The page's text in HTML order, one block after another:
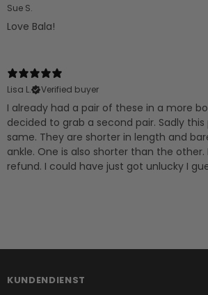
Sue S.
Love Bala!
Lisa L.
Verified buyer
I already had a pair of these in a more
decided to grab a second pair. Sadly
same. They are shorter in length and
ankle. One is also shorter than the
refund. I could have just got unlucky I
KUNDENDIENST